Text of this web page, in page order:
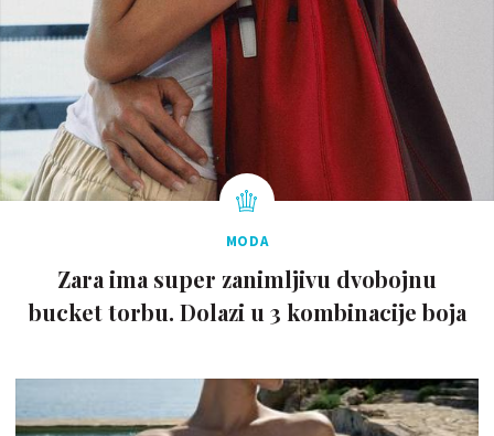
MODA
Zara ima super zanimljivu dvobojnu
bucket torbu. Dolazi u 3 kombinacije boja